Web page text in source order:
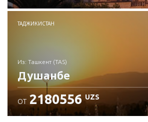
Проверьте подробности
ТАДЖИКИСТАН
из: Ташкент (TAS)
Душанбе
ОТ 2180556 UZS